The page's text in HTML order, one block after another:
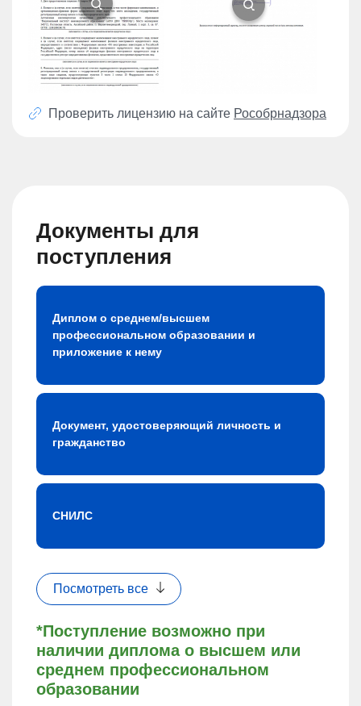
Проверить лицензию на сайте Рособрнадзора
Документы для
поступления
*Поступление возможно при
наличии диплома о высшем или
среднем профессиональном
образовании
Диплом о среднем/высшем
профессиональном образовании и
приложение к нему
Документ, удостоверяющий личность и
гражданство
СНИЛС
Посмотреть все